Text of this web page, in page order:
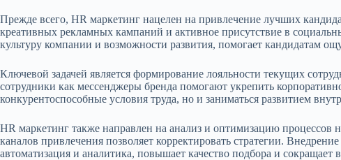
Прежде всего, HR маркетинг нацелен на привлечение лучших
креативных рекламных кампаний и активное присутствие в
культуру компании и возможности развития, помогает кандидатам
Ключевой задачей является формирование лояльности текущих
сотрудники как мессенджеры бренда помогают укрепить
конкурентоспособные условия труда, но и заниматься развитием
HR маркетинг также направлен на анализ и оптимизацию
каналов привлечения позволяет корректировать стратегии.
автоматизация и аналитика, повышает качество подбора и сокращает